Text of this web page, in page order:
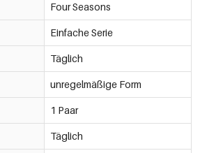
Four Seasons
Einfache Serie
Täglich
unregelmäßige Form
1 Paar
Täglich